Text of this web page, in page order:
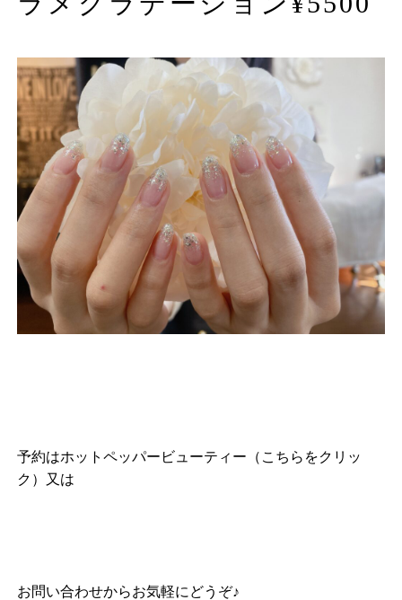
予約はホットペッパービューティー（こちらをクリッ
ク）
又は
お問い合わせからお気軽にどうぞ♪